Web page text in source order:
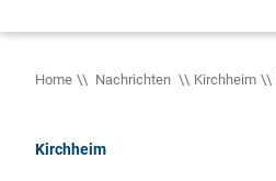
Home Nachrichten Kirchheim
Kirchheim